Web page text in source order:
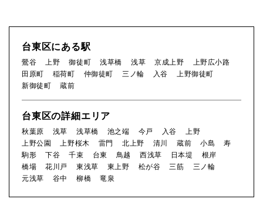
台東区にある駅
鶯谷 上野 御徒町 浅草橋 浅草 京成上野
上野広小路
田原町
稲荷町 仲御徒町 三ノ輪 入谷
上野御徒町
新御徒町
蔵前
台東区の詳細エリア
秋葉原 浅草 浅草橋 池之端 今戸 入谷
上野
上野公園
上野桜木 雷門 北上野 清川 蔵前 小島
寿
駒形
下谷 千束 台東 鳥越 西浅草 日本堤
根岸
橋場
花川戸 東浅草 東上野 松が谷 三筋
三ノ輪
元浅草
谷中 柳橋 竜泉